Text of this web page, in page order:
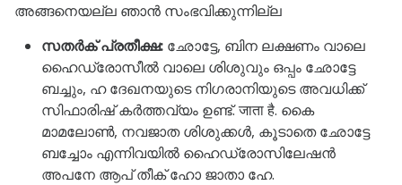
അങ്ങനെയല്ല ഞാൻ സംഭവിക്കുന്നില്ല
സതർക് പ്രതീക്ഷ: ഛോട്ടേ, ബിന ലക്ഷണം വാലെ
ഹൈഡ്രോസീൽ വാലെ ശിശുവും ഒപ്പം ഛോട്ടേ
ബച്ചും, ഹ ദേഖനയുടെ നിഗരാനിയുടെ അവധിക്ക്
സിഫാരിഷ് കർത്തവ്യം ഉണ്ട്. जाता है. കൈ
മാമലോൺ, നവജാത ശിശുക്കൾ, കൂടാതെ ഛോട്ടേ
ബച്ചോം എന്നിവയിൽ ഹൈഡ്രോസിലേഷൻ
അപനേ ആപ് തീക് ഹോ ജാതാ ഹേ.